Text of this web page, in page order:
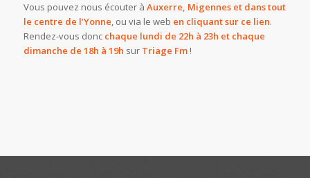
Vous pouvez nous écouter à Auxerre, Migennes et dans tout
le centre de l’Yonne, ou via le web en cliquant sur ce lien.
Rendez-vous donc chaque lundi de 22h à 23h et chaque
dimanche de 18h à 19h sur Triage Fm!